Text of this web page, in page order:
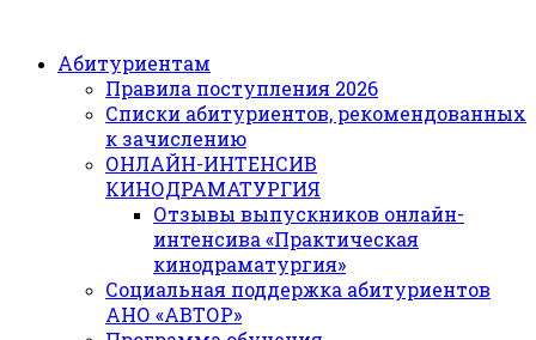
Абитуриентам
Правила поступления 2026
Списки абитуриентов, рекомендованных
к зачислению
ОНЛАЙН-ИНТЕНСИВ
КИНОДРАМАТУРГИЯ
Отзывы выпускников онлайн-
интенсива «Практическая
кинодраматургия»
Социальная поддержка абитуриентов
АНО «АВТОР»